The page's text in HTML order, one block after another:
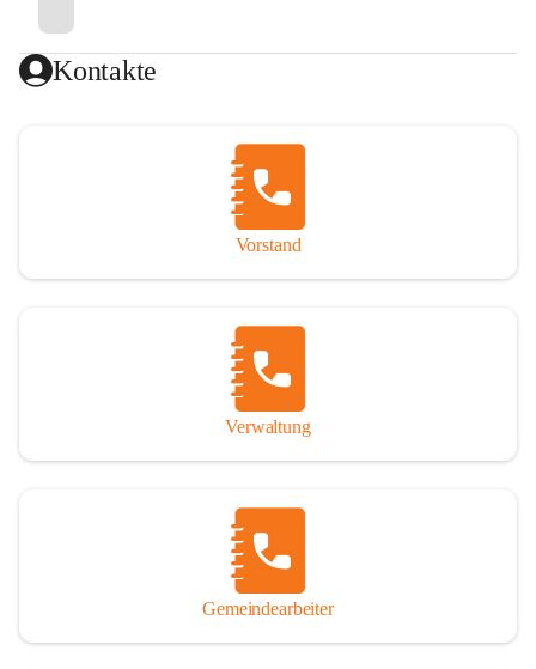
Kontakte
Vorstand
Verwaltung
Gemeindearbeiter